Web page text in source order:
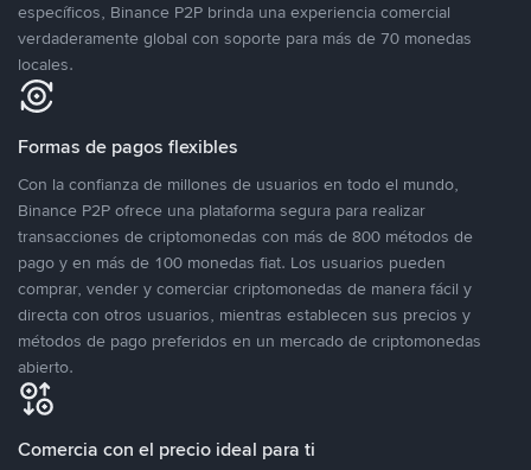
específicos, Binance P2P brinda una experiencia comercial
verdaderamente global con soporte para más de 70 monedas
locales.
Formas de pagos flexibles
Con la confianza de millones de usuarios en todo el mundo,
Binance P2P ofrece una plataforma segura para realizar
transacciones de criptomonedas con más de 800 métodos de
pago y en más de 100 monedas fiat. Los usuarios pueden
comprar, vender y comerciar criptomonedas de manera fácil y
directa con otros usuarios, mientras establecen sus precios y
métodos de pago preferidos en un mercado de criptomonedas
abierto.
Comercia con el precio ideal para ti